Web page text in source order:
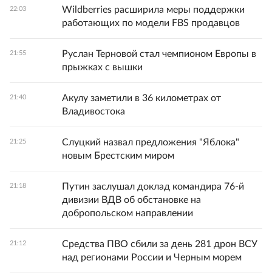
22:03
Wildberries расширила меры поддержки
работающих по модели FBS продавцов
21:55
Руслан Терновой стал чемпионом Европы в
прыжках с вышки
21:40
Акулу заметили в 36 километрах от
Владивостока
21:25
Слуцкий назвал предложения "Яблока"
новым Брестским миром
21:18
Путин заслушал доклад командира 76-й
дивизии ВДВ об обстановке на
добропольском направлении
21:12
Средства ПВО сбили за день 281 дрон ВСУ
над регионами России и Черным морем